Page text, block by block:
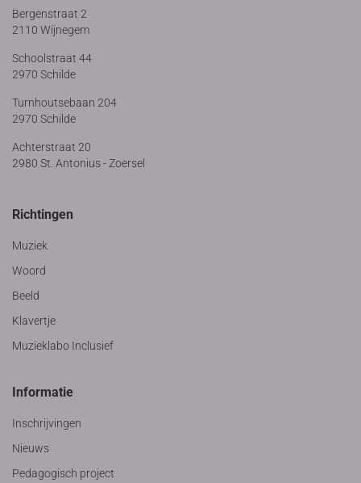
Bergenstraat 2
2110 Wijnegem
Schoolstraat 44
2970 Schilde
Turnhoutsebaan 204
2970 Schilde
Achterstraat 20
2980 St. Antonius - Zoersel
Richtingen
Muziek
Woord
Beeld
Klavertje
Muzieklabo Inclusief
Informatie
Inschrijvingen
Nieuws
Pedagogisch project